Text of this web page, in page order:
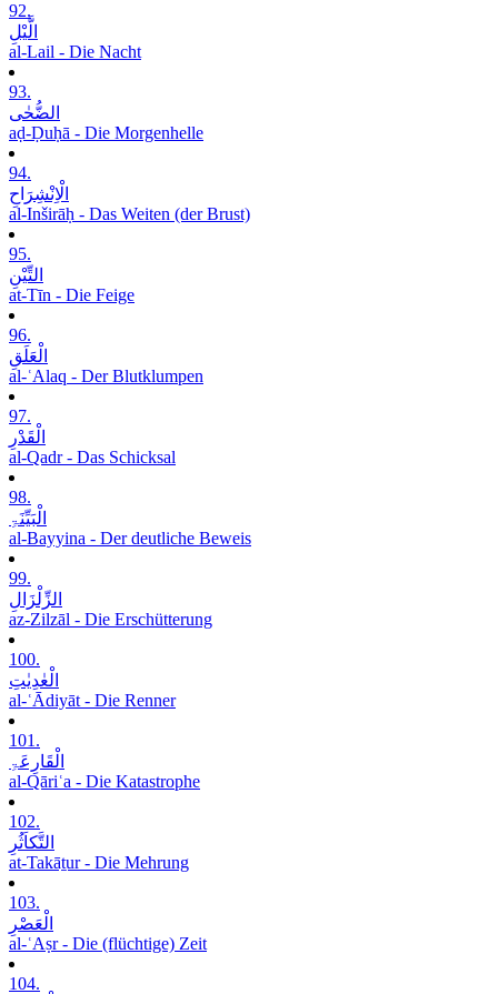
92.
الَّیْلِ
al-Lail - Die Nacht
93.
الضُّحٰی
aḍ-Ḍuḥā - Die Morgenhelle
94.
الْاِنْشِرَاحِ
al-Inširāḥ - Das Weiten (der Brust)
95.
التِّیْنِ
at-Tīn - Die Feige
96.
الْعَلَقِ
al-ʿAlaq - Der Blutklumpen
97.
الْقَدْرِ
al-Qadr - Das Schicksal
98.
الْبَیِّنَۃِ
al-Bayyina - Der deutliche Beweis
99.
الزِّلْزَالِ
az-Zilzāl - Die Erschütterung
100.
الْعٰدِیٰتِ
al-ʿĀdiyāt - Die Renner
101.
الْقَارِعَۃِ
al-Qāriʿa - Die Katastrophe
102.
التَّکاَثُرِ
at-Takāṯur - Die Mehrung
103.
الْعَصْرِ
al-ʿAṣr - Die (flüchtige) Zeit
104.